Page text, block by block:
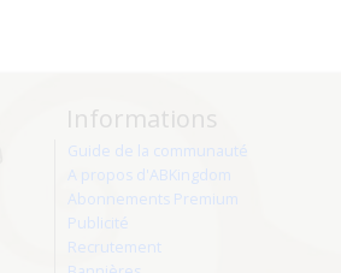
Informations
Guide de la communauté
A propos d'ABKingdom
Abonnements Premium
Publicité
Recrutement